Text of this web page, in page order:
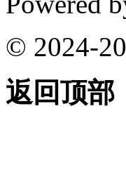
© 2024-
返回顶部